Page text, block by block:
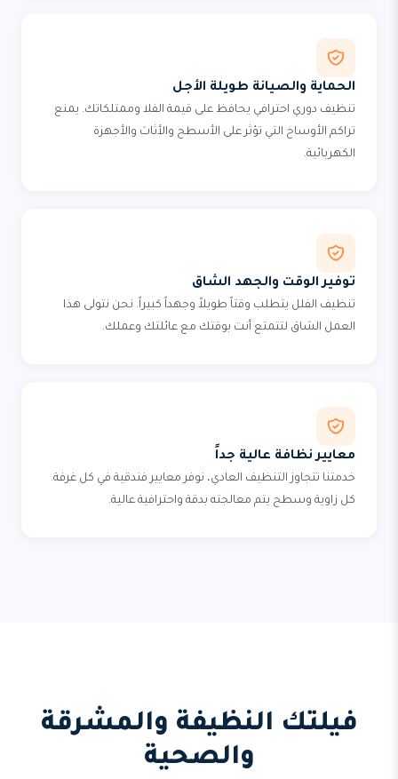
الحماية والصيانة طويلة الأجل
تنظيف دوري احترافي يحافظ على قيمة الفلا وممتلكاتك. يمنع
تراكم الأوساخ التي تؤثر على الأسطح والأثاث والأجهزة
الكهربائية.
توفير الوقت والجهد الشاق
تنظيف الفلل يتطلب وقتاً طويلاً وجهداً كبيراً. نحن نتولى هذا
العمل الشاق لتتمتع أنت بوقتك مع عائلتك وعملك.
معايير نظافة عالية جداً
خدمتنا تتجاوز التنظيف العادي، نوفر معايير فندقية في كل غرفة.
كل زاوية وسطح يتم معالجته بدقة واحترافية عالية.
فيلتك النظيفة والمشرقة
والصحية